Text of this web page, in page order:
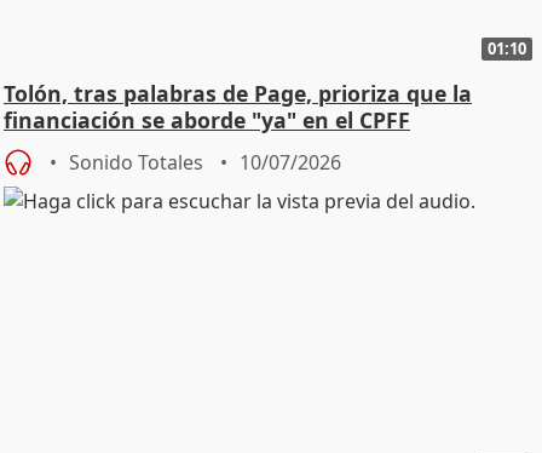
01:10
Tolón, tras palabras de Page, prioriza que la
financiación se aborde "ya" en el CPFF
Sonido Totales 10/07/2026